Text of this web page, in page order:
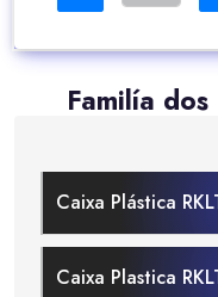
Familía
Caixa Plástica
Caixa Plastica